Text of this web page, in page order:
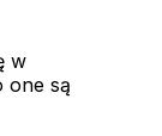
w
one są